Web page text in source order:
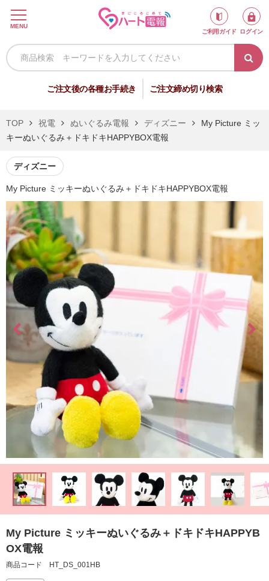
MENU
ご利用ガイド
ログイン
ご注文後の各種お手続き ご注文締め切り検索
新
会
員
録
祝
電
電
最
短
お
届
け
索
ご
容
ご
認
TOP 祝電 ぬいぐるみ電報 ディズニー
My Picture ミッ
キーぬいぐるみ＋ドキドキHAPPYBOX電報
ディズニー
My Picture ミッキーぬいぐるみ＋ドキドキHAPPYBOX電報
My Picture ミッキーぬいぐるみ＋ドキドキHAPPYB
OX電報
商品コード HT_DS_001HB